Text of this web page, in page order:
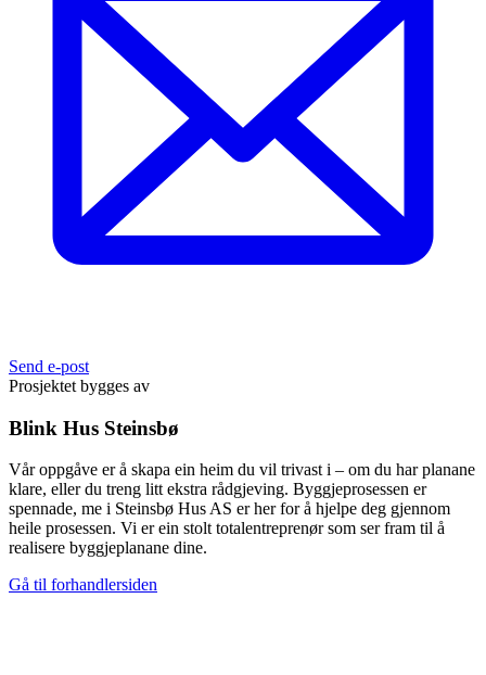
Send e-post
Prosjektet bygges av
Blink Hus Steinsbø
Vår oppgåve er å skapa ein heim du vil trivast i – om du har planane
klare, eller du treng litt ekstra rådgjeving. Byggjeprosessen er
spennade, me i Steinsbø Hus AS er her for å hjelpe deg gjennom
heile prosessen. Vi er ein stolt totalentreprenør som ser fram til å
realisere byggjeplanane dine.
Gå til forhandlersiden